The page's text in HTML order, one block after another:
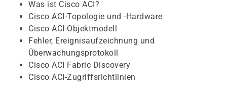
Was ist Cisco ACI?
Cisco ACI-Topologie und -Hardware
Cisco ACI-Objektmodell
Fehler, Ereignisaufzeichnung und
Überwachungsprotokoll
Cisco ACI Fabric Discovery
Cisco ACI-Zugriffsrichtlinien